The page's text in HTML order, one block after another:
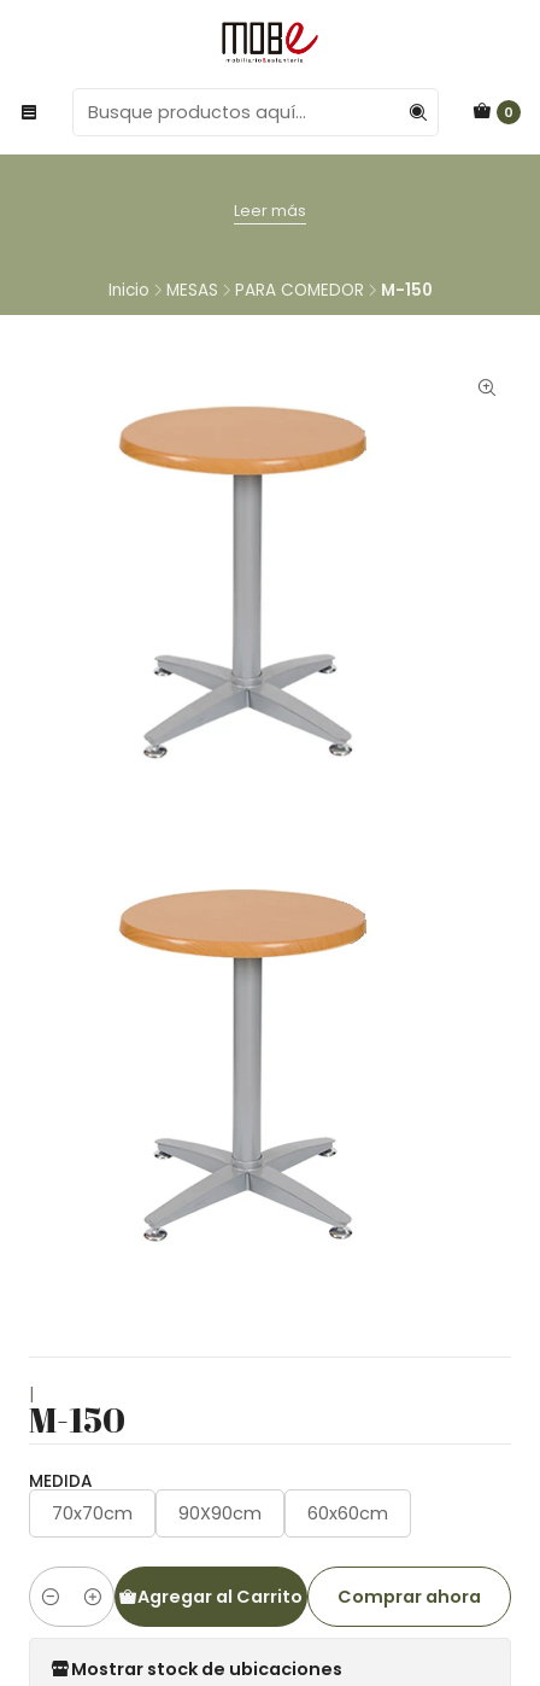
0
Leer más
Inicio MESAS PARA COMEDOR M-150
|
M-150
MEDIDA
70x70cm 90X90cm 60x60cm
Cantidad
Agregar al Carrito Comprar ahora
Mostrar stock de ubicaciones